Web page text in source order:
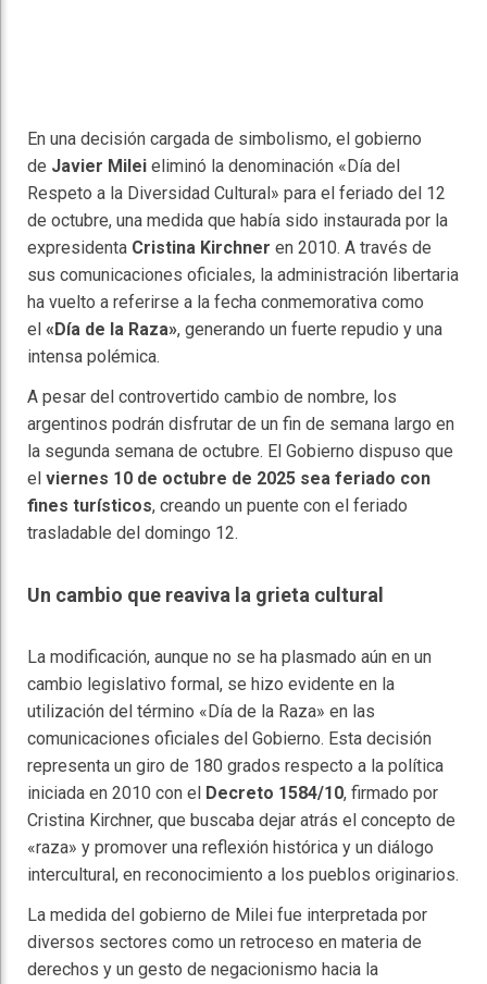
En una decisión cargada de simbolismo, el gobierno
de Javier Milei eliminó la denominación «Día del
Respeto a la Diversidad Cultural» para el feriado del 12
de octubre, una medida que había sido instaurada por la
expresidenta Cristina Kirchner en 2010. A través de
sus comunicaciones oficiales, la administración libertaria
ha vuelto a referirse a la fecha conmemorativa como
el «Día de la Raza», generando un fuerte repudio y una
intensa polémica.
A pesar del controvertido cambio de nombre, los
argentinos podrán disfrutar de un fin de semana largo en
la segunda semana de octubre. El Gobierno dispuso que
el viernes 10 de octubre de 2025 sea feriado con
fines turísticos, creando un puente con el feriado
trasladable del domingo 12.
Un cambio que reaviva la grieta cultural
La modificación, aunque no se ha plasmado aún en un
cambio legislativo formal, se hizo evidente en la
utilización del término «Día de la Raza» en las
comunicaciones oficiales del Gobierno. Esta decisión
representa un giro de 180 grados respecto a la política
iniciada en 2010 con el Decreto 1584/10, firmado por
Cristina Kirchner, que buscaba dejar atrás el concepto de
«raza» y promover una reflexión histórica y un diálogo
intercultural, en reconocimiento a los pueblos originarios.
La medida del gobierno de Milei fue interpretada por
diversos sectores como un retroceso en materia de
derechos y un gesto de negacionismo hacia la